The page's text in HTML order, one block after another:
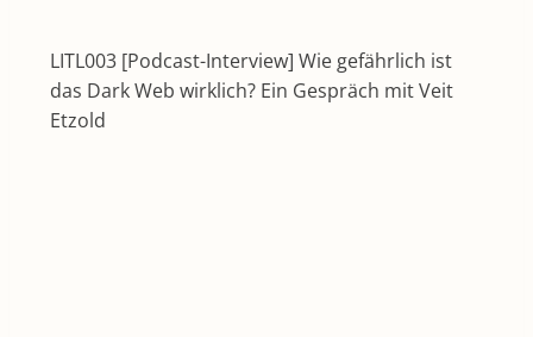
LITL003 [Podcast-Interview] Wie gefährlich ist
das Dark Web wirklich? Ein Gespräch mit Veit
Etzold